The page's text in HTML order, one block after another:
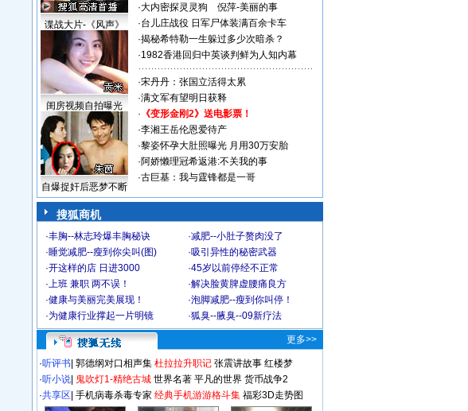
谍战大片-《风声》
闺房视频自拍曝光
自爆捉奸后恶梦不断
·大内密探灵灵狗
倪萍-美丽的事
·台儿庄战役 日军尸体装满百余卡车
·揭秘希特勒一生躲过多少次暗杀？
·1982香港回归中英谈判鲜为人知内幕
·宋丹丹：张国立活得太累
·满文军有望明日获释
· 《变形金刚2》送电影票！
·李湘王岳伦恩爱待产
·黎姿怀孕大肚照曝光 月用30万安胎
·阿娇懒理冠希返港:不关我的事
·古巨基：我与霆锋都是一哥
搜狐商机
·丰胸--林志玲爆丰胸秘诀 ·减肥--小肚子赘肉没了
·睡觉减肥--瘦到你尖叫(图) ·吸引异性的秘密武器
·开这样的店 日进3000 ·45岁以前停经不正常
·上班 兼职 两不误！ ·解决脸黄脾虚腰痛良方
·健康与美丽完美展现！ ·泡脚减肥--瘦到你叫停！
·为健康行业撑起一片明镜 ·狐臭--腋臭--09新疗法
更多>>
·听评书 郭德纲对口相声集 杜拉拉升职记 张震讲故事 红楼梦
·听小说 鬼吹灯1-精绝古城 世界名著 平凡的世界 货币战争2
·共享区 手机病毒杀毒专家 经典手机游游格斗集 福彩3D走势图